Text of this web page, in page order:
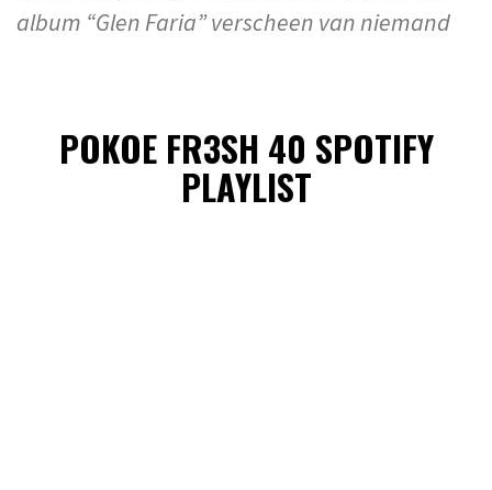
album “Glen Faria” verscheen van niemand
POKOE FR3SH 40 SPOTIFY
PLAYLIST